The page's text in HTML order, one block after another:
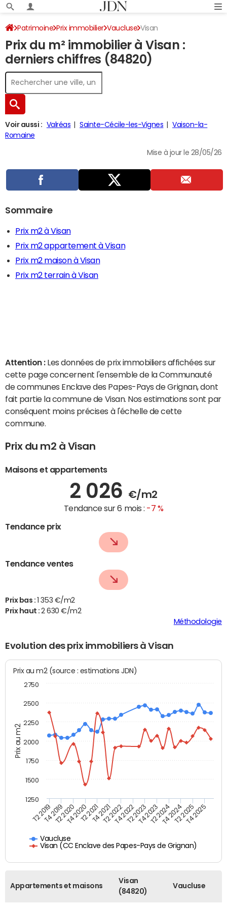
Patrimoine Prix immobilier Vaucluse Visan
Prix du m² immobilier à Visan :
derniers chiffres (84820)
Voir aussi : Valréas Sainte-Cécile-les-Vignes
Vaison-la-
Romaine
Mise à jour le 28/05/26
Sommaire
Prix m2 à Visan
Prix m2 appartement à Visan
Prix m2 maison à Visan
Prix m2 terrain à Visan
Attention : Les données de prix immobiliers affichées sur
cette page concernent l'ensemble de la Communauté
de communes Enclave des Papes-Pays de Grignan, dont
fait partie la commune de Visan. Nos estimations sont par
conséquent moins précises à l'échelle de cette
commune.
Prix du m2 à Visan
Maisons et appartements
2 026 €/m2
Tendance sur 6 mois : -7 %
Tendance prix
Tendance ventes
Prix bas :
1 353 €/m2
Prix haut :2 630 €/m2
Méthodologie
Evolution des prix immobiliers à Visan
Prix au m2
Prix au m2 (source : estimations JDN)
Vaucluse
Visan (CC Enclave des Papes-Pays de Grignan)
T2 2019T4 2019T2 2020T4 2020T2 2021T4 2021T2 2022T4 2022T2 2023T4 2023T2 2024T4 2024T2 2025T4 2025
1250
1500
1750
2000
2250
2500
2750
Appartements et maisons
Visan
(84820)
Vaucluse